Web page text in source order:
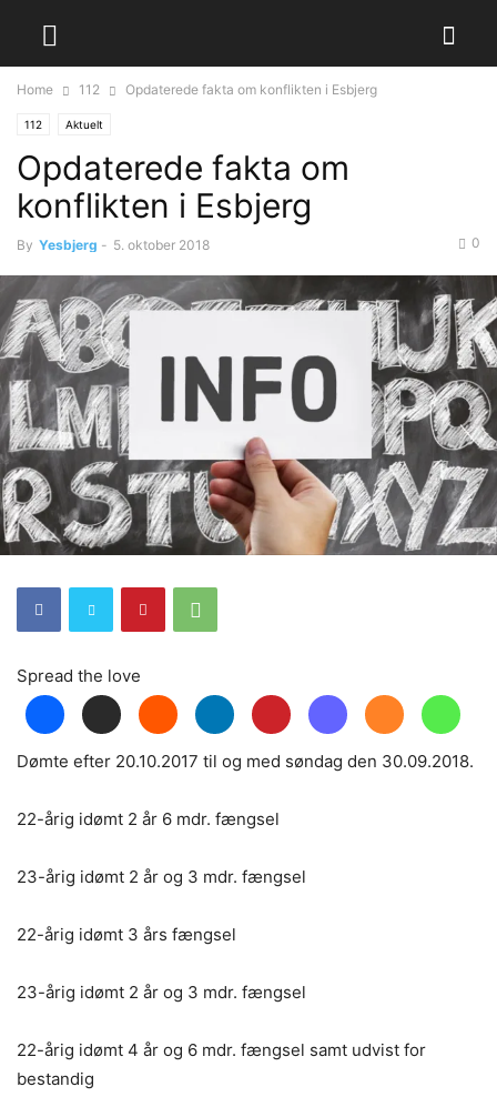
Home 112 Opdaterede fakta om konflikten i Esbjerg
112 Aktuelt
Opdaterede fakta om
konflikten i Esbjerg
By Yesbjerg - 5. oktober 2018 0
Spread the love
Dømte efter 20.10.2017 til og med søndag den 30.09.2018.
22-årig idømt 2 år 6 mdr. fængsel
23-årig idømt 2 år og 3 mdr. fængsel
22-årig idømt 3 års fængsel
23-årig idømt 2 år og 3 mdr. fængsel
22-årig idømt 4 år og 6 mdr. fængsel samt udvist for
bestandig